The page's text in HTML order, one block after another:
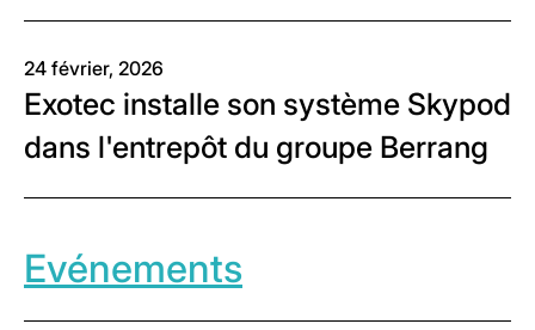
24 février, 2026
Exotec installe son système Skypod
dans l'entrepôt du groupe Berrang
Evénements